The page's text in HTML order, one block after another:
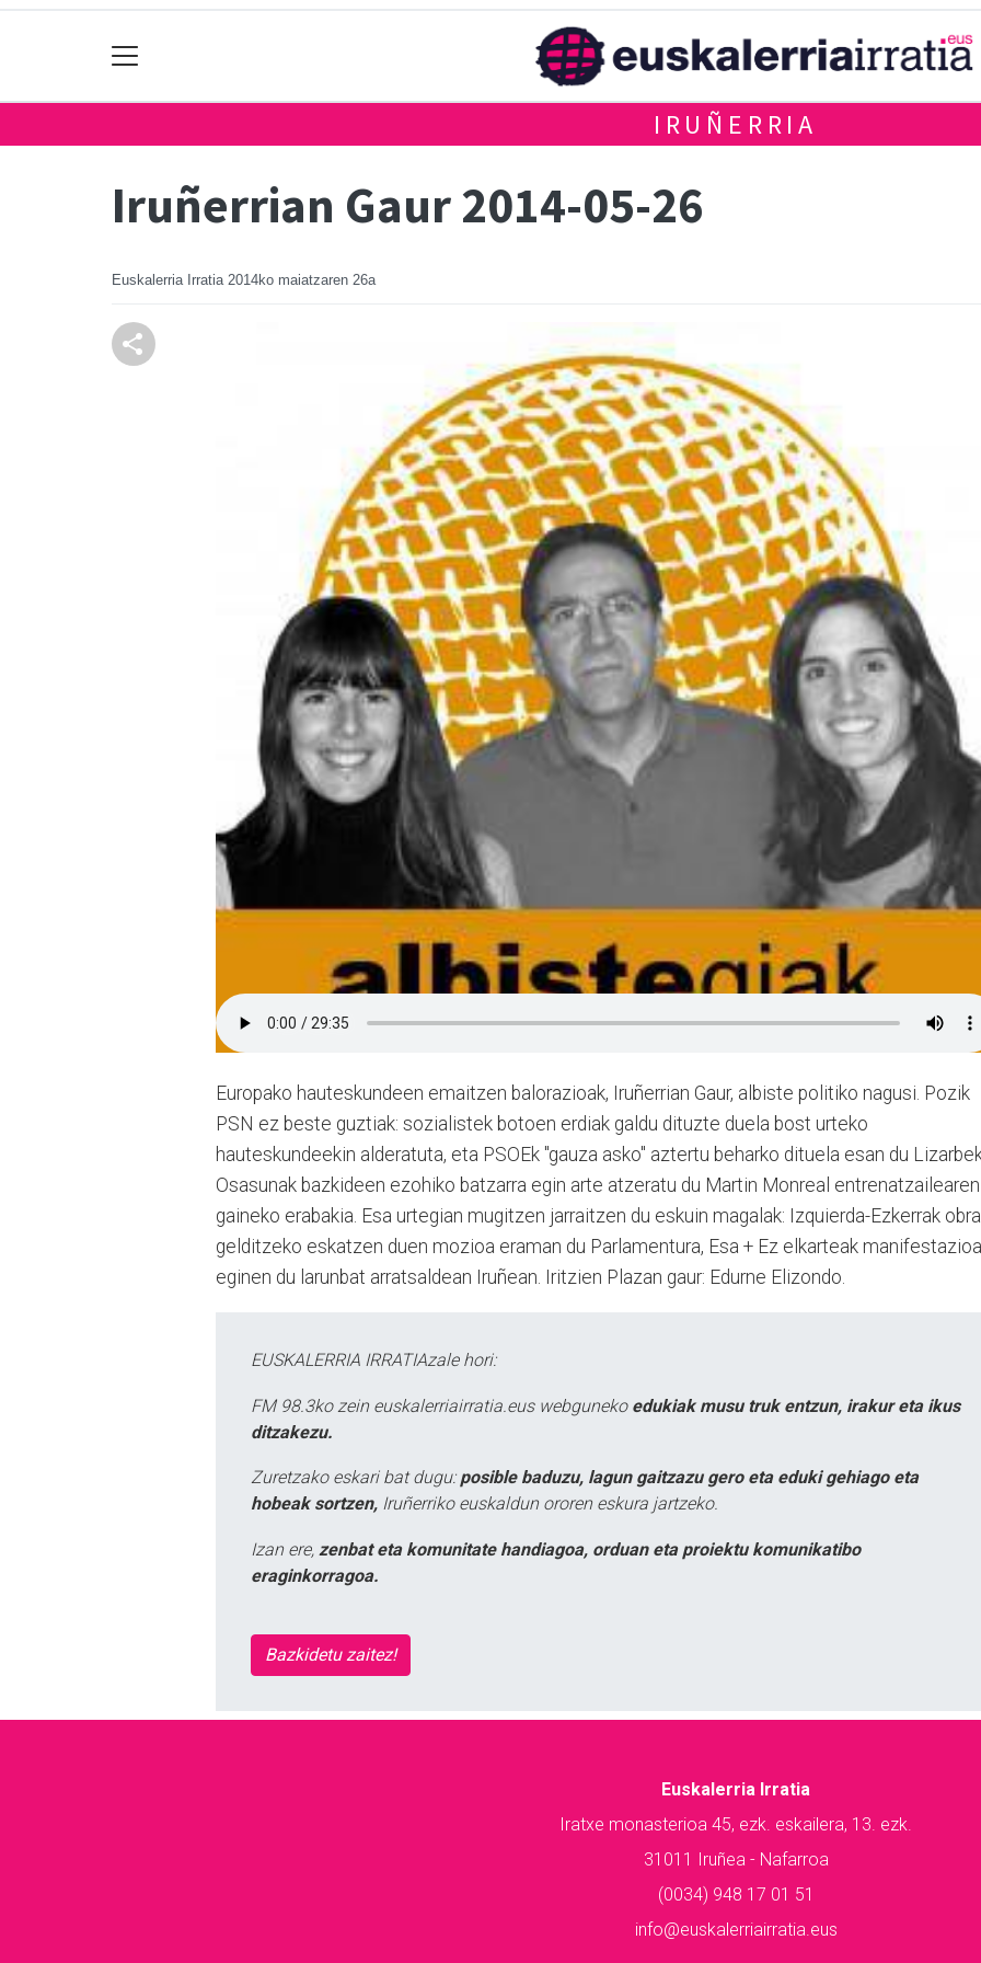
IRUÑERRIA
Iruñerrian Gaur 2014-05-26
Euskalerria Irratia 2014ko maiatzaren 26a
Europako hauteskundeen emaitzen balorazioak, Iruñerrian Gaur, albiste politiko nagusi. Pozik
PSN ez beste guztiak: sozialistek botoen erdiak galdu dituzte duela bost urteko
hauteskundeekin alderatuta, eta PSOEk "gauza asko" aztertu beharko dituela esan du
Osasunak bazkideen ezohiko batzarra egin arte atzeratu du Martin Monreal entrenatzailearen
gaineko erabakia. Esa urtegian mugitzen jarraitzen du eskuin magalak: Izquierda-Ezkerrak
gelditzeko eskatzen duen mozioa eraman du Parlamentura, Esa + Ez elkarteak manifestazioa
eginen du larunbat arratsaldean Iruñean. Iritzien Plazan gaur: Edurne Elizondo.
EUSKALERRIA IRRATIAzale hori:
FM 98.3ko zein euskalerriairratia.eus webguneko edukiak musu truk entzun, irakur eta ikus
ditzakezu.
Zuretzako eskari bat dugu: posible baduzu, lagun gaitzazu gero eta eduki gehiago eta
hobeak sortzen, Iruñerriko euskaldun ororen eskura jartzeko.
Izan ere, zenbat eta komunitate handiagoa, orduan eta proiektu komunikatibo
eraginkorragoa.
Bazkidetu zaitez!
Euskalerria Irratia
Iratxe monasterioa 45, ezk. eskailera, 13. ezk.
31011 Iruñea - Nafarroa
(0034) 948 17 01 51
info@euskalerriairratia.eus